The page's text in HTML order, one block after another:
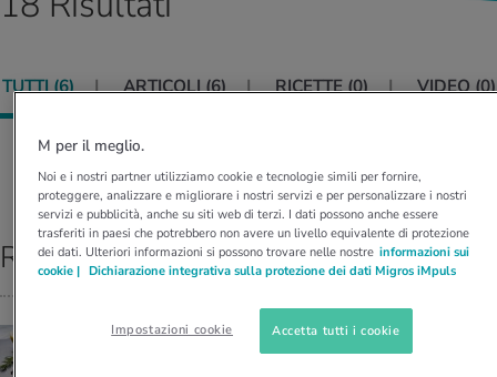
nutritive
D’ATTUALITÀ NELL’AMBITO ALIMENTAZIONE
Calcolatore BMI
Fabbisogno calorico
Calcola il consumo calorico
Corsa & Jogging
Lavoro e salute
Rilassamento attivo
fisici
mediche
D’ATTUALITÀ NELL’AMBITO MEDICINA
Abbassare la pressione sanguigna
Dolori ai nervi
D’ATTUALITÀ NELL’AMBITO SERVIZIO
TUTTI (6) ARTICOLI (6) RICETTE (0) VIDEO (0)
Ordina per: RILEVANZA
Risultati top
TRADIZIONI
M per il meglio.
Noi e i nostri partner utilizziamo cookie e tecnologie simili per fornire,
proteggere, analizzare e migliorare i nostri servizi e per personalizzare i nostri
servizi e pubblicità, anche su siti web di terzi. I dati possono anche essere
trasferiti in paesi che potrebbero non avere un livello equivalente di protezione
dei dati. Ulteriori informazioni si possono trovare nelle nostre informazioni sui
cookie | Dichiarazione integrativa sulla protezione dei dati Migros iMpuls
Impostazioni cookie Accetta tutti i cookie